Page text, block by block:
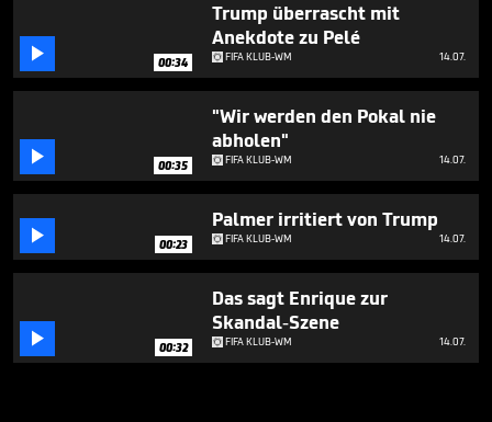
 00:34
Trump überrascht mit
Anekdote zu Pelé
FIFA KLUB-WM 14.07.
 00:35
"Wir werden den Pokal nie
abholen"
FIFA KLUB-WM 14.07.
 00:23
Palmer irritiert von Trump
FIFA KLUB-WM 14.07.
 00:32
Das sagt Enrique zur
Skandal-Szene
FIFA KLUB-WM 14.07.